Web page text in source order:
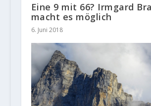
Eine 9 mit 66? Irmgard
macht es möglich
6. Juni 2018